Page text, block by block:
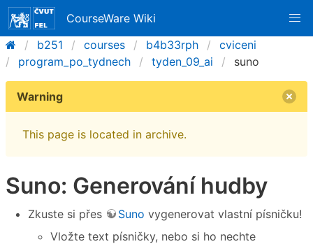
CourseWare Wiki
b251
courses b4b33rph
cviceni
program_po_tydnech
tyden_09_ai suno
Warning
This page is located in archive.
Suno: Generování hudby
Zkuste si přes Suno vygenerovat vlastní písničku!
Vložte text písničky, nebo si ho nechte